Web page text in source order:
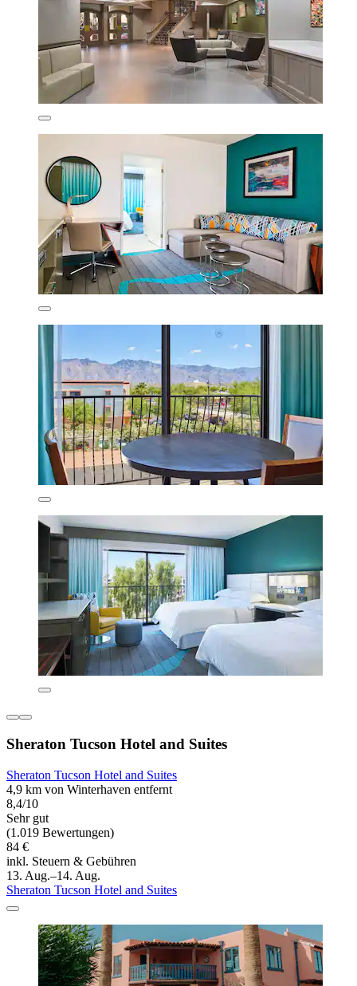
Sheraton Tucson Hotel and Suites
Sheraton Tucson Hotel and Suites
4,9 km von Winterhaven entfernt
8,4/10
Sehr gut
(1.019 Bewertungen)
84 €
inkl. Steuern & Gebühren
13. Aug.–14. Aug.
Sheraton Tucson Hotel and Suites